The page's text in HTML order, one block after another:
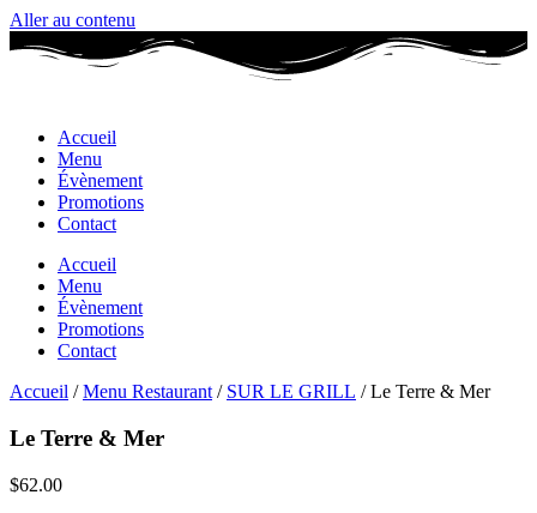
Aller au contenu
Accueil
Menu
Évènement
Promotions
Contact
Accueil
Menu
Évènement
Promotions
Contact
Accueil /Menu Restaurant / SUR LE GRILL / Le Terre & Mer
Le Terre & Mer
$62.00